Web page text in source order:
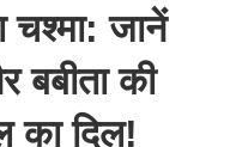
चश्मा: जानें
बबीता की
का दिल!